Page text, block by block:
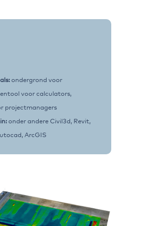
ondergrond voor
voor calculators,
projectmanagers
onder andere Civil3d, Revit,
ArcGIS